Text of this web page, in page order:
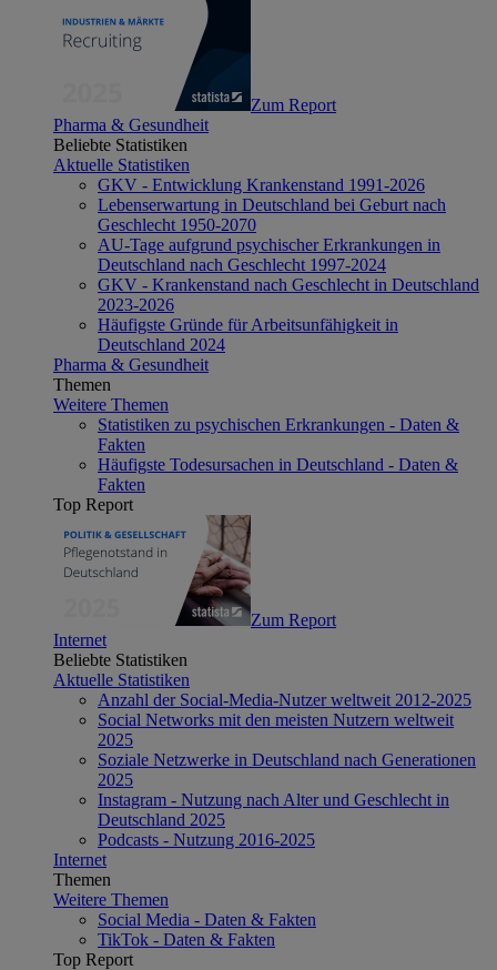
Zum Report
Pharma & Gesundheit
Beliebte Statistiken
Aktuelle Statistiken
GKV - Entwicklung Krankenstand 1991-2026
Lebenserwartung in Deutschland bei Geburt nach
Geschlecht 1950-2070
AU-Tage aufgrund psychischer Erkrankungen in
Deutschland nach Geschlecht 1997-2024
GKV - Krankenstand nach Geschlecht in Deutschland
2023-2026
Häufigste Gründe für Arbeitsunfähigkeit in
Deutschland 2024
Pharma & Gesundheit
Themen
Weitere Themen
Statistiken zu psychischen Erkrankungen - Daten &
Fakten
Häufigste Todesursachen in Deutschland - Daten &
Fakten
Top Report
Zum Report
Internet
Beliebte Statistiken
Aktuelle Statistiken
Anzahl der Social-Media-Nutzer weltweit 2012-2025
Social Networks mit den meisten Nutzern weltweit
2025
Soziale Netzwerke in Deutschland nach Generationen
2025
Instagram - Nutzung nach Alter und Geschlecht in
Deutschland 2025
Podcasts - Nutzung 2016-2025
Internet
Themen
Weitere Themen
Social Media - Daten & Fakten
TikTok - Daten & Fakten
Top Report